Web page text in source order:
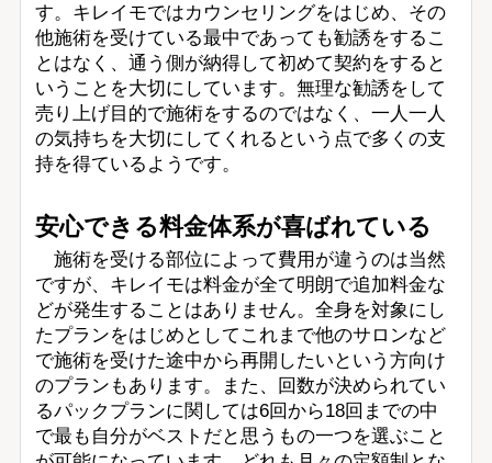
す。キレイモではカウンセリングをはじめ、その
他施術を受けている最中であっても勧誘をするこ
とはなく、通う側が納得して初めて契約をすると
いうことを大切にしています。無理な勧誘をして
売り上げ目的で施術をするのではなく、一人一人
の気持ちを大切にしてくれるという点で多くの支
持を得ているようです。
安心できる料金体系が喜ばれている
施術を受ける部位によって費用が違うのは当然
ですが、キレイモは料金が全て明朗で追加料金な
どが発生することはありません。全身を対象にし
たプランをはじめとしてこれまで他のサロンなど
で施術を受けた途中から再開したいという方向け
のプランもあります。また、回数が決められてい
るパックプランに関しては6回から18回までの中
で最も自分がベストだと思うもの一つを選ぶこと